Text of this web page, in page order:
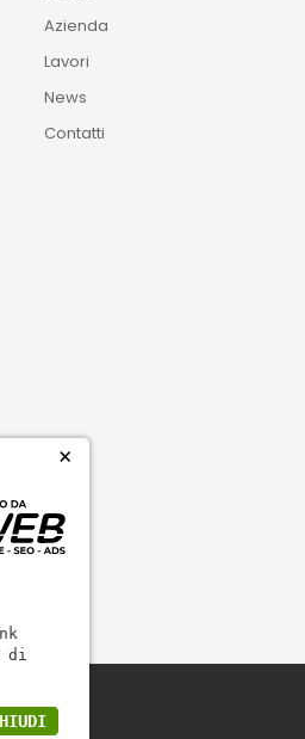
Azienda
Lavori
News
Contatti
×
di